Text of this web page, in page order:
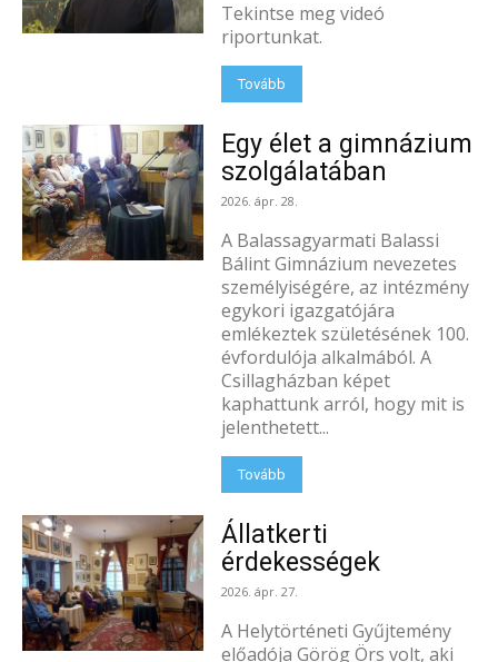
Tekintse meg videó
riportunkat.
Tovább
Egy élet a gimnázium
szolgálatában
2026. ápr. 28.
A Balassagyarmati Balassi
Bálint Gimnázium nevezetes
személyiségére, az intézmény
egykori igazgatójára
emlékeztek születésének 100.
évfordulója alkalmából. A
Csillagházban képet
kaphattunk arról, hogy mit is
jelenthetett...
Tovább
Állatkerti
érdekességek
2026. ápr. 27.
A Helytörténeti Gyűjtemény
előadója Görög Örs volt, aki